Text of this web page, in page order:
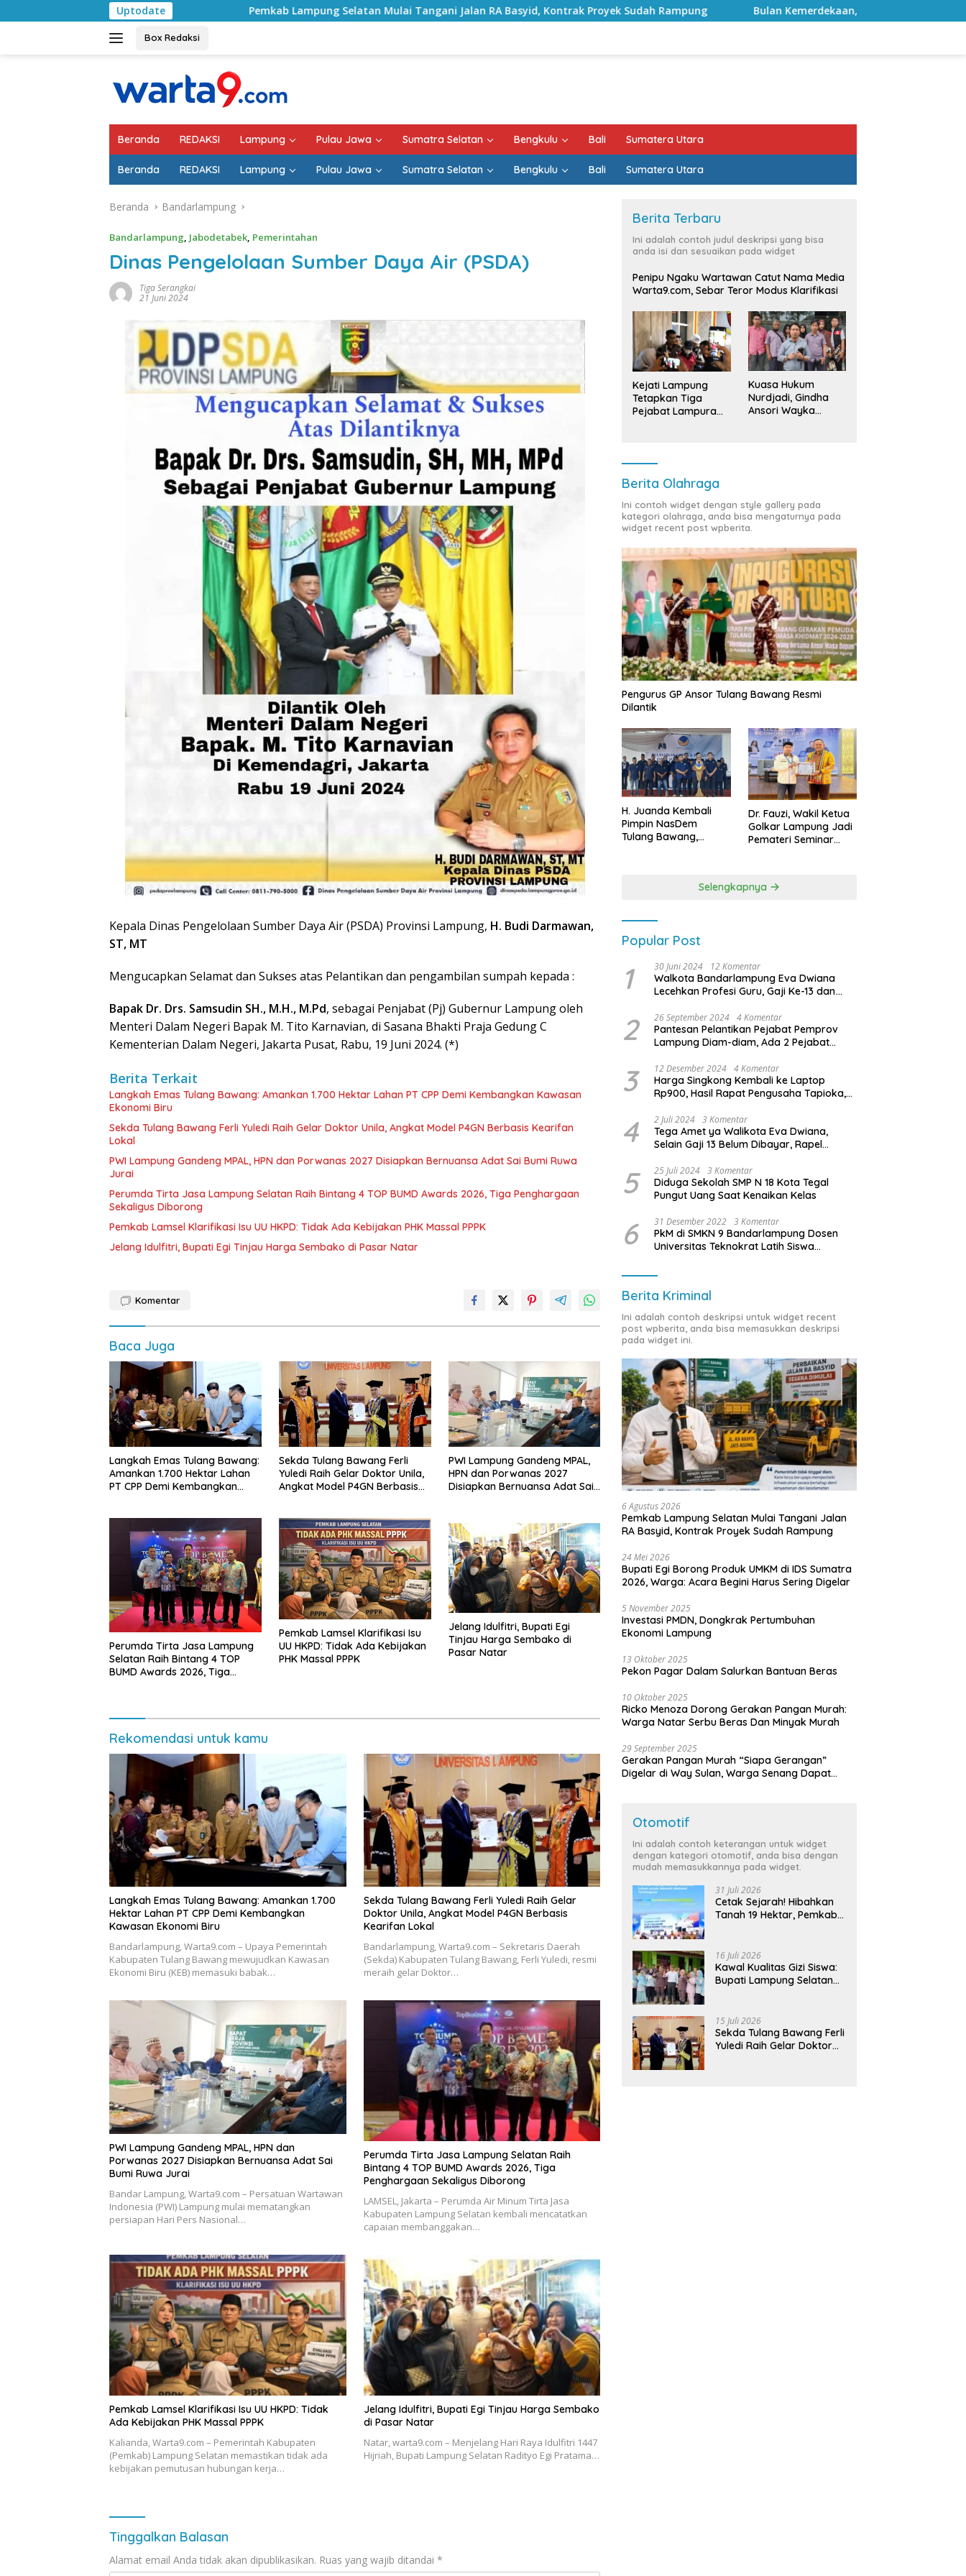
ke
Uptodate
Pemkab Lampung Selatan Mulai Tangani Jalan RA Basyid, Kontrak Proyek Sudah Rampung Bulan Kemerdekaan, Bupati Lampung Selatan Ajak ASN Perkuat
Box Redaksi
Beranda REDAKSI Lampung Pulau Jawa Sumatra Selatan Bengkulu Bali Sumatera Utara
Beranda REDAKSI Lampung Pulau Jawa Sumatra Selatan Bengkulu Bali Sumatera Utara
Beranda Bandarlampung
Bandarlampung, Jabodetabek, Pemerintahan
Dinas Pengelolaan Sumber Daya Air (PSDA)
Tiga Serangkai
21 Juni 2024
Kepala Dinas Pengelolaan Sumber Daya Air (PSDA) Provinsi Lampung, H. Budi Darmawan,
ST, MT
Mengucapkan Selamat dan Sukses atas Pelantikan dan pengambilan sumpah kepada :
Bapak Dr. Drs. Samsudin SH., M.H., M.Pd, sebagai Penjabat (Pj) Gubernur Lampung oleh
Menteri Dalam Negeri Bapak M. Tito Karnavian, di Sasana Bhakti Praja Gedung C
Kementerian Dalam Negeri, Jakarta Pusat, Rabu, 19 Juni 2024. (*)
Berita Terkait
Langkah Emas Tulang Bawang: Amankan 1.700 Hektar Lahan PT CPP Demi Kembangkan Kawasan
Ekonomi Biru
Sekda Tulang Bawang Ferli Yuledi Raih Gelar Doktor Unila, Angkat Model P4GN Berbasis Kearifan
Lokal
PWI Lampung Gandeng MPAL, HPN dan Porwanas 2027 Disiapkan Bernuansa Adat Sai Bumi Ruwa
Jurai
Perumda Tirta Jasa Lampung Selatan Raih Bintang 4 TOP BUMD Awards 2026, Tiga Penghargaan
Sekaligus Diborong
Pemkab Lamsel Klarifikasi Isu UU HKPD: Tidak Ada Kebijakan PHK Massal PPPK
Jelang Idulfitri, Bupati Egi Tinjau Harga Sembako di Pasar Natar
Komentar
Baca Juga
Langkah Emas Tulang Bawang:
Amankan 1.700 Hektar Lahan
PT CPP Demi Kembangkan
Sekda Tulang Bawang Ferli
Yuledi Raih Gelar Doktor Unila,
Angkat Model P4GN Berbasis
PWI Lampung Gandeng MPAL,
HPN dan Porwanas 2027
Disiapkan Bernuansa Adat Sai
Perumda Tirta Jasa Lampung
Selatan Raih Bintang 4 TOP
BUMD Awards 2026, Tiga
Pemkab Lamsel Klarifikasi Isu
UU HKPD: Tidak Ada Kebijakan
PHK Massal PPPK
Jelang Idulfitri, Bupati Egi
Tinjau Harga Sembako di
Pasar Natar
Rekomendasi untuk kamu
Langkah Emas Tulang Bawang: Amankan 1.700
Hektar Lahan PT CPP Demi Kembangkan
Kawasan Ekonomi Biru
Bandarlampung, Warta9.com – Upaya Pemerintah
Kabupaten Tulang Bawang mewujudkan Kawasan
Ekonomi Biru (KEB) memasuki babak…
Sekda Tulang Bawang Ferli Yuledi Raih Gelar
Doktor Unila, Angkat Model P4GN Berbasis
Kearifan Lokal
Bandarlampung, Warta9.com – Sekretaris Daerah
(Sekda) Kabupaten Tulang Bawang, Ferli Yuledi, resmi
meraih gelar Doktor…
PWI Lampung Gandeng MPAL, HPN dan
Porwanas 2027 Disiapkan Bernuansa Adat Sai
Bumi Ruwa Jurai
Bandar Lampung, Warta9.com – Persatuan Wartawan
Indonesia (PWI) Lampung mulai mematangkan
persiapan Hari Pers Nasional…
Perumda Tirta Jasa Lampung Selatan Raih
Bintang 4 TOP BUMD Awards 2026, Tiga
Penghargaan Sekaligus Diborong
LAMSEL, Jakarta – Perumda Air Minum Tirta Jasa
Kabupaten Lampung Selatan kembali mencatatkan
capaian membanggakan…
Pemkab Lamsel Klarifikasi Isu UU HKPD: Tidak
Ada Kebijakan PHK Massal PPPK
Kalianda, Warta9.com – Pemerintah Kabupaten
(Pemkab) Lampung Selatan memastikan tidak ada
kebijakan pemutusan hubungan kerja…
Jelang Idulfitri, Bupati Egi Tinjau Harga Sembako
di Pasar Natar
Natar, warta9.com – Menjelang Hari Raya Idulfitri 1447
Hijriah, Bupati Lampung Selatan Radityo Egi Pratama…
Tinggalkan Balasan
Alamat email Anda tidak akan dipublikasikan. Ruas yang wajib ditandai *
Berita Terbaru
Ini adalah contoh judul deskripsi yang bisa
anda isi dan sesuaikan pada widget
Penipu Ngaku Wartawan Catut Nama Media
Warta9.com, Sebar Teror Modus Klarifikasi
Kejati Lampung
Tetapkan Tiga
Pejabat Lampura
Kuasa Hukum
Nurdjadi, Gindha
Ansori Wayka
Berita Olahraga
Ini contoh widget dengan style gallery pada
kategori olahraga, anda bisa mengaturnya pada
widget recent post wpberita.
Pengurus GP Ansor Tulang Bawang Resmi
Dilantik
H. Juanda Kembali
Pimpin NasDem
Tulang Bawang,
Dr. Fauzi, Wakil Ketua
Golkar Lampung Jadi
Pemateri Seminar
Kebangsaan
Selengkapnya
Popular Post
1 30 Juni 2024 12 Komentar
Walkota Bandarlampung Eva Dwiana
Lecehkan Profesi Guru, Gaji Ke-13 dan
2 26 September 2024 4 Komentar
Pantesan Pelantikan Pejabat Pemprov
Lampung Diam-diam, Ada 2 Pejabat
3 12 Desember 2024 4 Komentar
Harga Singkong Kembali ke Laptop
Rp900, Hasil Rapat Pengusaha Tapioka,
Lampung
4 2 Juli 2024 3 Komentar
Tega Amet ya Walikota Eva Dwiana,
Selain Gaji 13 Belum Dibayar, Rapel
Dibayar
5 25 Juli 2024 3 Komentar
Diduga Sekolah SMP N 18 Kota Tegal
Pungut Uang Saat Kenaikan Kelas
6 31 Desember 2022 3 Komentar
PkM di SMKN 9 Bandarlampung Dosen
Universitas Teknokrat Latih Siswa
Berita Kriminal
Ini adalah contoh deskripsi untuk widget recent
post wpberita, anda bisa memasukkan deskripsi
pada widget ini.
6 Agustus 2026
Pemkab Lampung Selatan Mulai Tangani Jalan
RA Basyid, Kontrak Proyek Sudah Rampung
24 Mei 2026
Bupati Egi Borong Produk UMKM di IDS Sumatra
2026, Warga: Acara Begini Harus Sering Digelar
5 November 2025
Investasi PMDN, Dongkrak Pertumbuhan
Ekonomi Lampung
13 Oktober 2025
Pekon Pagar Dalam Salurkan Bantuan Beras
10 Oktober 2025
Ricko Menoza Dorong Gerakan Pangan Murah:
Warga Natar Serbu Beras Dan Minyak Murah
29 September 2025
Gerakan Pangan Murah “Siapa Gerangan”
Digelar di Way Sulan, Warga Senang Dapat
Otomotif
Ini adalah contoh keterangan untuk widget
dengan kategori otomotif, anda bisa dengan
mudah memasukkannya pada widget.
31 Juli 2026
Cetak Sejarah! Hibahkan
Tanah 19 Hektar, Pemkab
Terintegrasi Pertama di
Lampung
16 Juli 2026
Kawal Kualitas Gizi Siswa:
Bupati Lampung Selatan
Bergizi Gratis di Natar
15 Juli 2026
Sekda Tulang Bawang Ferli
Yuledi Raih Gelar Doktor